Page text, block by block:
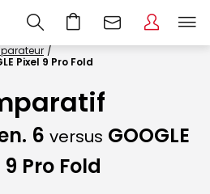
Pixel 9 Pro Fold
6 versus GOOGLE
9 Pro Fold